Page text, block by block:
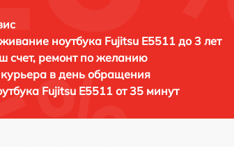
ноутбука Fujitsu E5511 до 3 лет
счет, ремонт по желанию
в день обращения
Fujitsu E5511 от 35 минут